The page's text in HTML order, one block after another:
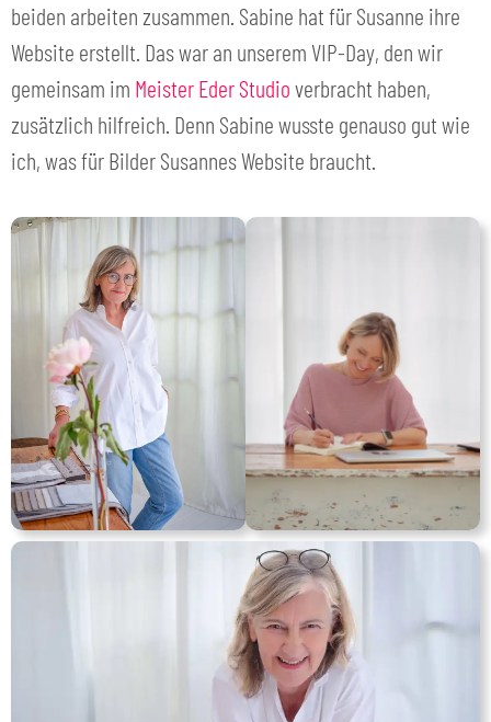
beiden arbeiten zusammen. Sabine hat für Susanne ihre
Website erstellt. Das war an unserem VIP-Day, den wir
gemeinsam im Meister Eder Studioverbracht haben,
zusätzlich hilfreich. Denn Sabine wusste genauso gut wie
ich, was für Bilder Susannes Website braucht.